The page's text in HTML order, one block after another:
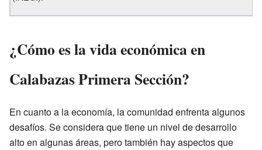
¿Cómo es la vida económica en
Calabazas Primera Sección?
En cuanto a la economía, la comunidad enfrenta algunos
desafíos. Se considera que tiene un nivel de desarrollo
alto en algunas áreas, pero también hay aspectos que